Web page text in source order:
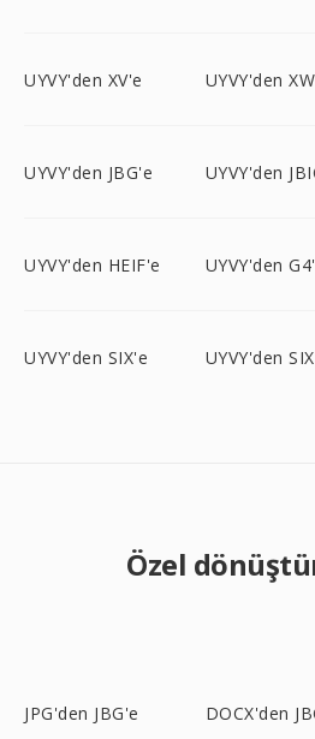
UYVY'den XV'e UYVY'den
UYVY'den JBG'e UYVY'den
UYVY'den HEIF'e UYVY'den
UYVY'den SIX'e UYVY'den
Özel
JPG'den JBG'e DOCX'den